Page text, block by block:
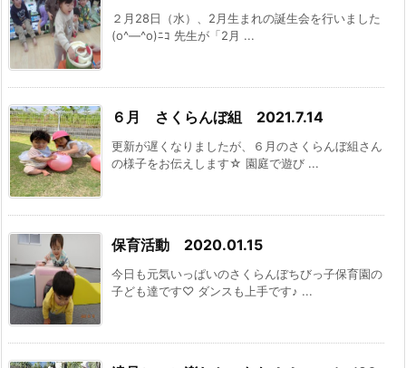
２月28日（水）、2月生まれの誕生会を行いました
(o^―^o)ﾆｺ 先生が「2月 ...
６月 さくらんぼ組 2021.7.14
更新が遅くなりましたが、６月のさくらんぼ組さん
の様子をお伝えします☆ 園庭で遊び ...
保育活動 2020.01.15
今日も元気いっぱいのさくらんぼちびっ子保育園の
子ども達です♡ ダンスも上手です♪ ...